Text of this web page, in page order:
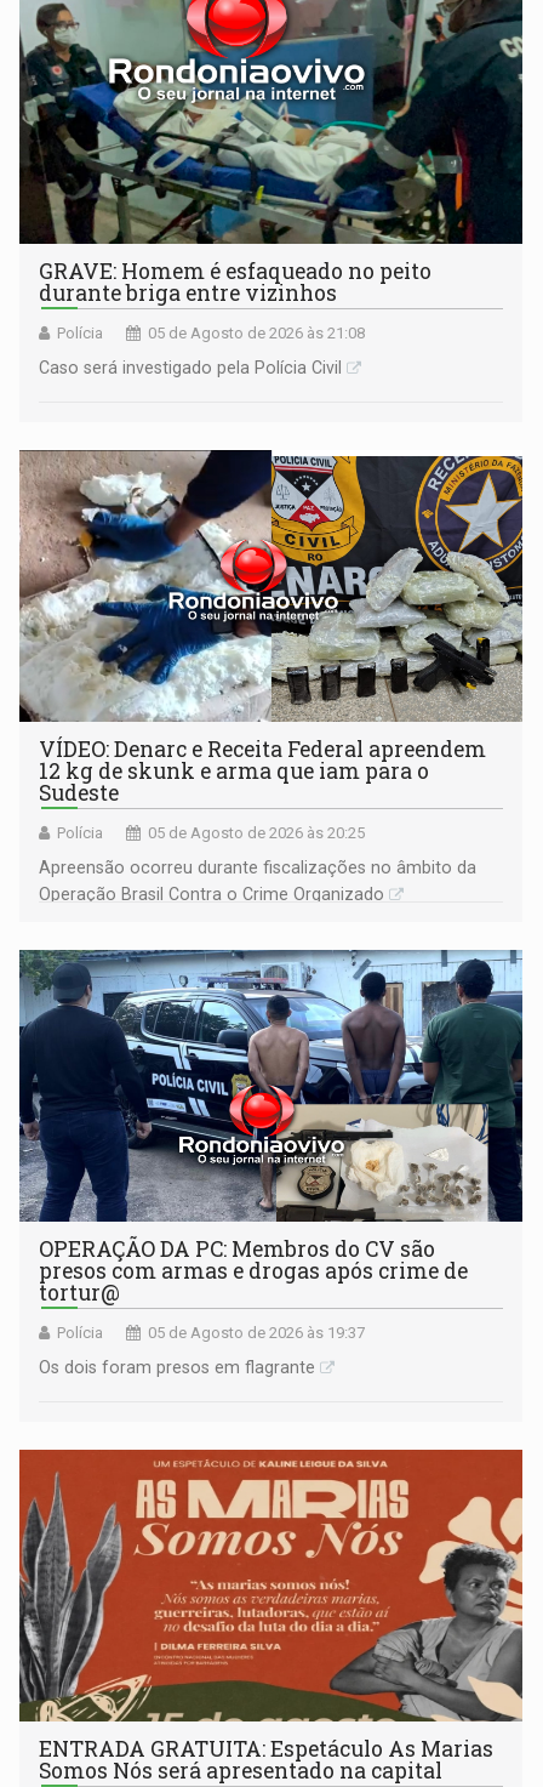
GRAVE: Homem é esfaqueado no peito
durante briga entre vizinhos
Polícia 05 de Agosto de 2026 às 21:08
Caso será investigado pela Polícia Civil
VÍDEO: Denarc e Receita Federal apreendem
12 kg de skunk e arma que iam para o
Sudeste
Polícia 05 de Agosto de 2026 às 20:25
Apreensão ocorreu durante fiscalizações no âmbito da
Operação Brasil Contra o Crime Organizado
OPERAÇÃO DA PC: Membros do CV são
presos com armas e drogas após crime de
tortur@
Polícia 05 de Agosto de 2026 às 19:37
Os dois foram presos em flagrante
ENTRADA GRATUITA: Espetáculo As Marias
Somos Nós será apresentado na capital